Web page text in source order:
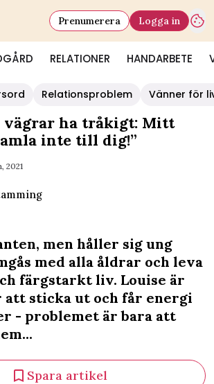
RELATIONER HANDARBETE
Prenumerera Logga in
Relationsproblem Vänner för
vägrar ha tråkigt: Mitt
inte till dig!”
2021
men håller sig ung
med alla åldrar och leva
färgstarkt liv. Louise är
sticka ut och får energi
- problemet är bara att
Spara artikel